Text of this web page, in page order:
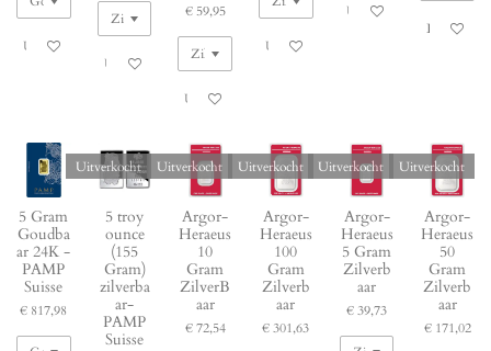
Uitverkocht
Uitverkocht
€ 59,95
Uitverkocht
Uitverkocht
Uitverkocht
Bekijk
5 Gram
Goudba
ar 24K -
PAMP
Suisse
€ 817,98
Uitverkocht
5 troy
ounce
(155
Gram)
zilverba
ar-
PAMP
Suisse
Uitverkocht
Argor-
Heraeus
10
Gram
ZilverB
aar
€ 72,54
Uitverkocht
Argor-
Heraeus
100
Gram
Zilverb
aar
€ 301,63
Uitverkocht
Argor-
Heraeus
5 Gram
Zilverb
aar
€ 39,73
Uitverkocht
Argor-
Heraeus
50
Gram
Zilverb
aar
€ 171,02